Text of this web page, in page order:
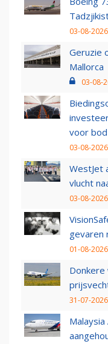
03-08-
Geruzie
Mallorca
03-08-
voor bod
03-08-
WestJet
vlucht
03-08-
gevaren
01-08-
Donkere
31-07-